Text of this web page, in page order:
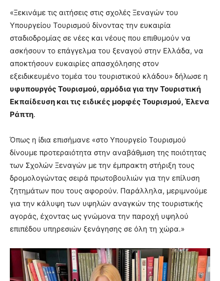
«Ξεκινάμε τις αιτήσεις στις σχολές Ξεναγών του
Υπουργείου Τουρισμού δίνοντας την ευκαιρία
σταδιοδρομίας σε νέες και νέους που επιθυμούν να
ασκήσουν το επάγγελμα του ξεναγού στην Ελλάδα, να
αποκτήσουν ευκαιρίες απασχόλησης στον
εξειδικευμένο τομέα του τουριστικού κλάδου» δήλωσε η
υφυπουργός Τουρισμού, αρμόδια για την Τουριστική
Εκπαίδευση και τις ειδικές μορφές Τουρισμού, Έλενα
Ράπτη.
Όπως η ίδια επισήμανε «στο Υπουργείο Τουρισμού
δίνουμε προτεραιότητα στην αναβάθμιση της ποιότητας
των Σχολών Ξεναγών με την έμπρακτη στήριξη τους
δρομολογώντας σειρά πρωτοβουλιών για την επίλυση
ζητημάτων που τους αφορούν. Παράλληλα, μεριμνούμε
για την κάλυψη των υψηλών αναγκών της τουριστικής
αγοράς, έχοντας ως γνώμονα την παροχή υψηλού
επιπέδου υπηρεσιών ξενάγησης σε όλη τη χώρα.»